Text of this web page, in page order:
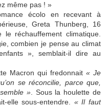
même pas ! »
écolo en recevant à
Greta Thunberg, 16
réchauffement climatique.
combien je pense au climat
», semblait-il dire au
Macron qui fredonnait « Je
se réconcilie, parce que,
». Sous la houlette de
elle sous-entendre. « Il faut